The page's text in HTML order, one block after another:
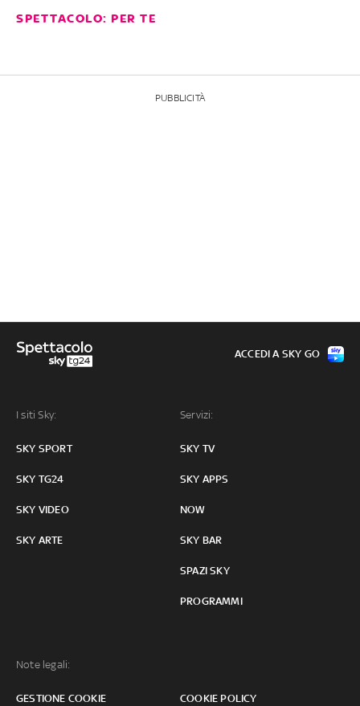
SPETTACOLO: PER TE
PUBBLICITÀ
I siti Sky:
SKY SPORT
SKY TG24
SKY VIDEO
SKY ARTE
Servizi:
SKY TV
SKY APPS
NOW
SKY BAR
SPAZI SKY
PROGRAMMI
Note legali:
GESTIONE COOKIE COOKIE POLICY
ACCEDI A SKY GO